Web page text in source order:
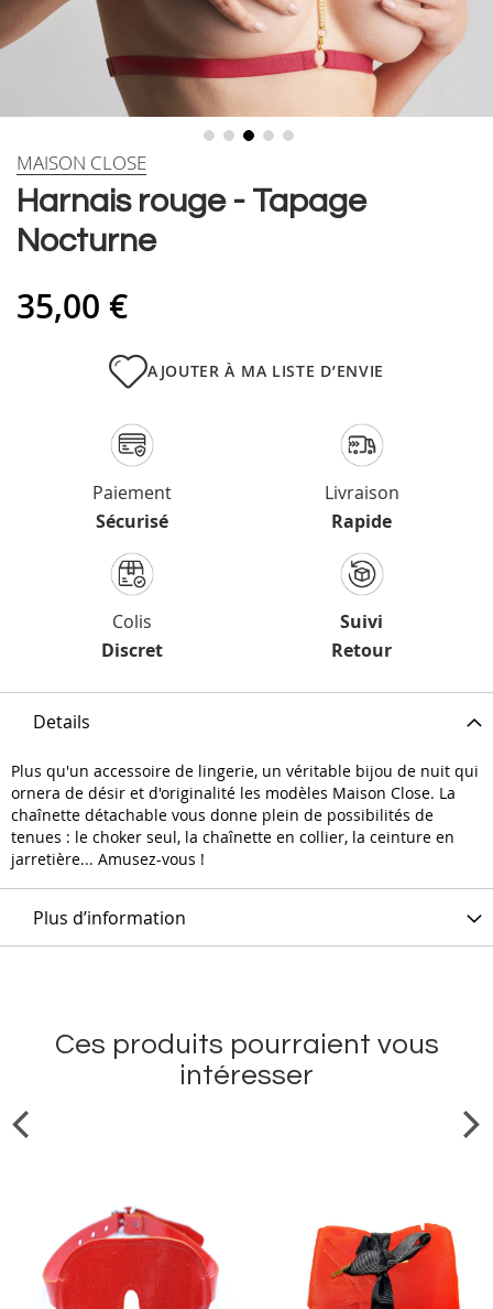
Skip
the
beginning
images
gallery
Harnais rouge - Tapage
Nocturne
MAISON CLOSE
35,00 €
AJOUTER À MA LISTE D’ENVIE
Paiement
Sécurisé
Livraison
Rapide
Colis
Discret
Suivi
Retour
Details
Plus qu'un accessoire de lingerie, un véritable bijou de nuit qui
ornera de désir et d'originalité les modèles Maison Close. La
chaînette détachable vous donne plein de possibilités de
tenues : le choker seul, la chaînette en collier, la ceinture en
jarretière... Amusez-vous !
Plus d’information
Ces produits pourraient vous
intéresser